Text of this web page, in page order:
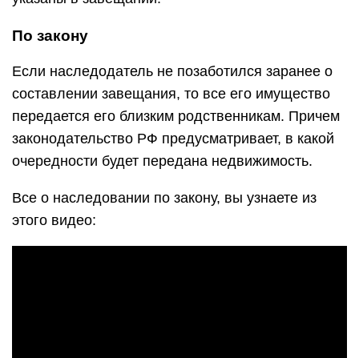
По закону
Если наследодатель не позаботился заранее о
составлении завещания, то все его имущество
передается его близким родственникам. Причем
законодательство РФ предусматривает, в какой
очередности будет передана недвижимость.
Все о наследовании по закону, вы узнаете из
этого видео: